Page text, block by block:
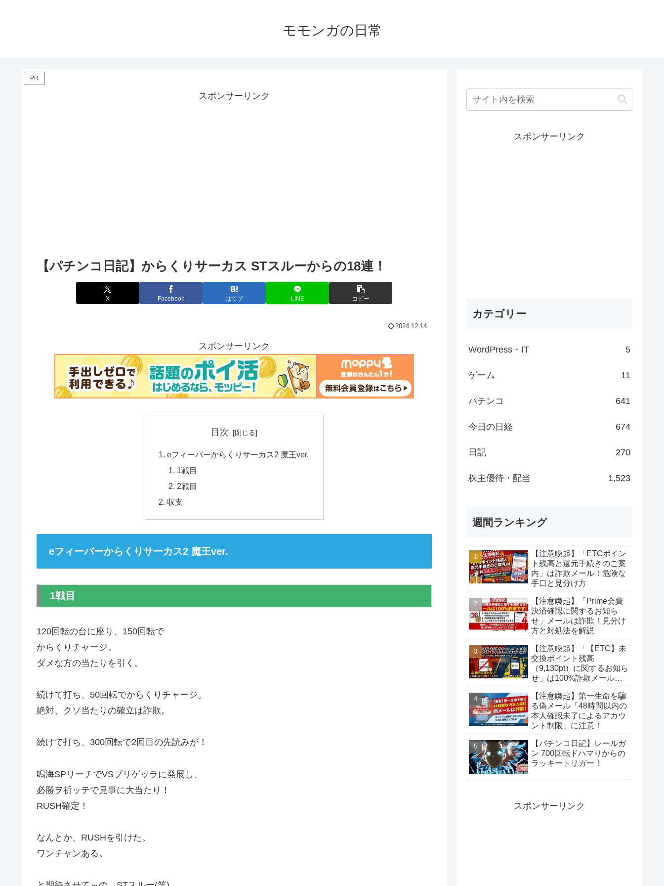
モモンガの日常
PR
スポンサーリンク
【パチンコ日記】からくりサーカス STスルーからの18連！
X Facebook はてブ LINE コピー
2024.12.14
スポンサーリンク
目次
eフィーバーからくりサーカス2 魔王ver.
1戦目
2戦目
収支
eフィーバーからくりサーカス2 魔王ver.
1戦目
120回転の台に座り、150回転で
からくりチャージ。
ダメな方の当たりを引く。
続けて打ち、50回転でからくりチャージ。
絶対、クソ当たりの確立は詐欺。
続けて打ち、300回転で2回目の先読みが！
鳴海SPリーチでVSブリゲッラに発展し、
必勝ヲ祈ッテで見事に大当たり！
RUSH確定！
なんとか、RUSHを引けた。
ワンチャンある。
スポンサーリンク
カテゴリー
WordPress・IT 5
ゲーム 11
パチンコ 641
今日の日経 674
日記 270
株主優待・配当 1,523
週間ランキング
【注意喚起】「ETCポイン
ト残高と還元手続きのご案
内」は詐欺メール！危険な
手口と見分け方
【注意喚起】「Prime会費
決済確認に関するお知ら
せ」メールは詐欺！見分け
方と対処法を解説
【注意喚起】「【ETC】未
交換ポイント残高
（9,130pt）に関するお知ら
せ」は100%詐欺メール！
【注意喚起】第一生命を騙
る偽メール「48時間以内の
本人確認未了によるアカウ
ント制限」に注意！
【パチンコ日記】レールガ
ン 700回転ドハマりからの
ラッキートリガー！
スポンサーリンク